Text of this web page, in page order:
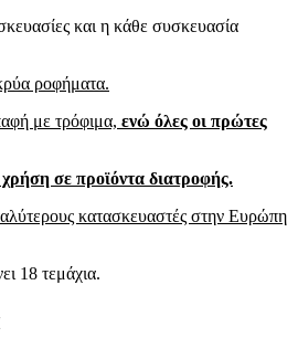
και η κάθε συσκευασία
ροφήματα.
με τρόφιμα, ενώ όλες οι πρώτες
χρήση σε προϊόντα διατροφής.
κατασκευαστές στην Ευρώπη
18 τεμάχια.